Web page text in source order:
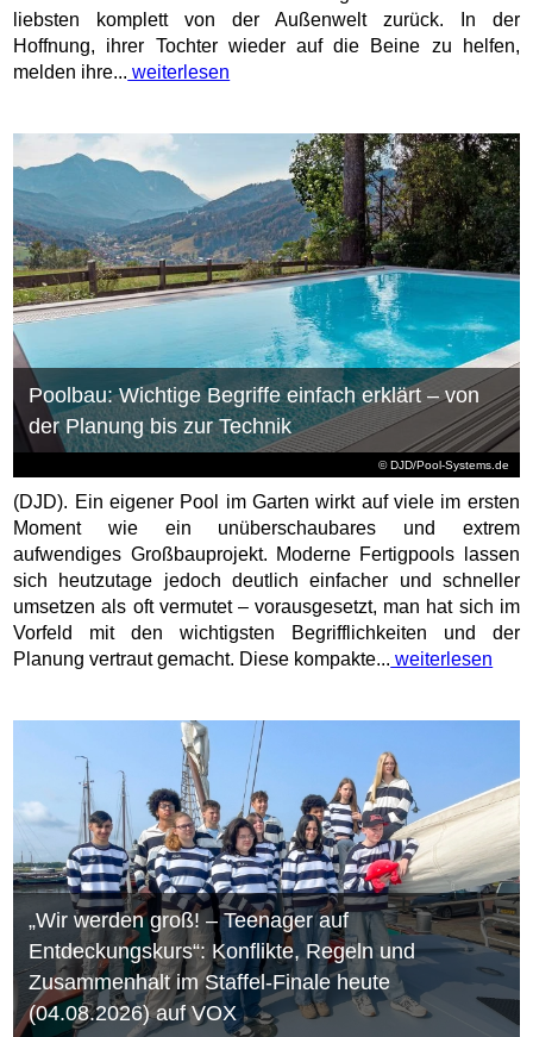
liebsten komplett von der Außenwelt zurück. In der
Hoffnung, ihrer Tochter wieder auf die Beine zu helfen,
melden ihre... weiterlesen
© DJD/Pool-Systems.de
Poolbau: Wichtige Begriffe einfach erklärt – von
der Planung bis zur Technik
(DJD). Ein eigener Pool im Garten wirkt auf viele im ersten
Moment wie ein unüberschaubares und extrem
aufwendiges Großbauprojekt. Moderne Fertigpools lassen
sich heutzutage jedoch deutlich einfacher und schneller
umsetzen als oft vermutet – vorausgesetzt, man hat sich im
Vorfeld mit den wichtigsten Begrifflichkeiten und der
Planung vertraut gemacht. Diese kompakte... weiterlesen
„Wir werden groß! – Teenager auf
Entdeckungskurs“: Konflikte, Regeln und
Zusammenhalt im Staffel-Finale heute
(04.08.2026) auf VOX